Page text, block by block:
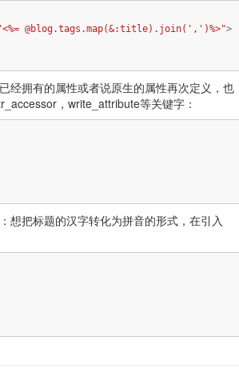
@blog.tags.map(&:title).join(',')%>">
经拥有的属性或者说原生的属性再次定义，也
，write_attribute等关键字：
想把标题的汉字转化为拼音的形式，在引入